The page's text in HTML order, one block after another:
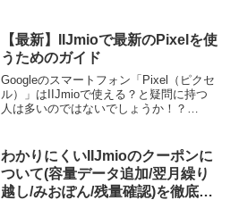
払い総額に差が出ることはほとんどあり
ません。この...
【最新】IIJmioで最新のPixelを使
うためのガイド
Googleのスマートフォン「Pixel（ピクセ
ル）」はIIJmioで使える？と疑問に持つ
人は多いのではないでしょうか！？
のPixel 10シリーズや、コスト...
わかりにくいIIJmioのクーポンに
ついて(容量データ追加/翌月繰り
越し/みおぽん/残量確認)を徹底解